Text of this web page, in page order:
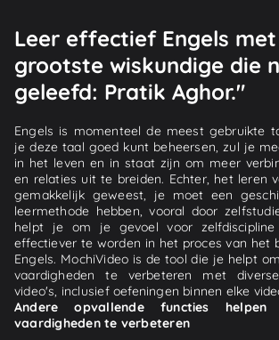
Leer effectief Engels
grootste wiskundige die
geleefd: Pratik Aghor."
Engels is momenteel de meest gebruikte
je deze taal goed kunt beheersen, zul je
in het leven en in staat zijn om meer
en relaties uit te breiden. Echter, het leren
gemakkelijk geweest, je moet een
leermethode hebben, vooral door
helpt je om je gevoel voor
effectiever te worden in het proces van het
Engels. MochiVideo is de tool die je helpt
vaardigheden te verbeteren met
video's, inclusief oefeningen binnen elke
Andere opvallende functies
vaardigheden te verbeteren